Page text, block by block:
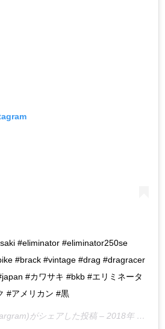
#eliminator #eliminator250se
#brack #vintage #drag #dragracer
#カワサキ #bkb #エリミネータ
#アメリカン #黒
がシェアした投稿 – 2018年 8月月4日午後7時57分PDT